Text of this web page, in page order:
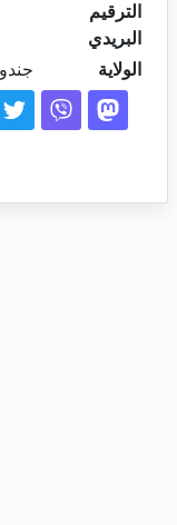
الترقيم
البريدي
الولاية